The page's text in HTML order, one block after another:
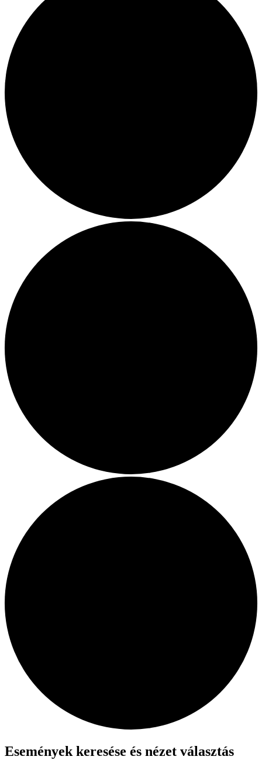
Események keresése és nézet választás